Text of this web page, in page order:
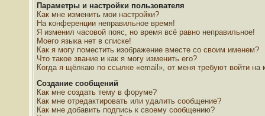
Параметры и настройки пользователя
Как мне изменить мои настройки?
На конференции неправильное время!
Я изменил часовой пояс, но время всё равно неправильное!
Моего языка нет в списке!
Как я могу поместить изображение вместе со своим именем?
Что такое звание и как я могу изменить его?
Когда я щёлкаю по ссылке «email», от меня требуют войти на
Создание сообщений
Как мне создать тему в форуме?
Как мне отредактировать или удалить сообщение?
Как мне добавить подпись к своему сообщению?